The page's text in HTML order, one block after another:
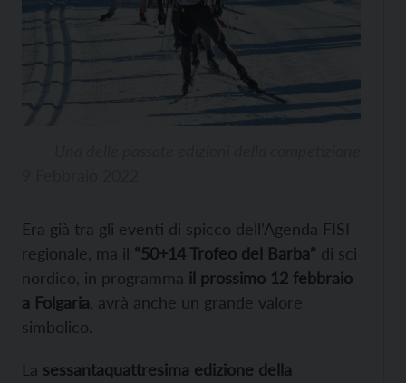
Era già tra gli eventi di spicco dell’Agenda FISI
regionale, ma il “50+14 Trofeo del Barba” di sci
nordico, in programma il prossimo 12 febbraio
a Folgaria , avrà anche un grande valore
simbolico.
La sessantaquattresima edizione della